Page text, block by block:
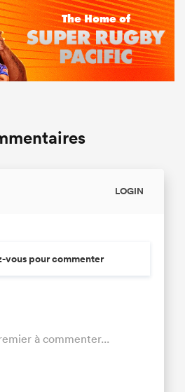
LOGIN
vous pour commenter
à commenter...